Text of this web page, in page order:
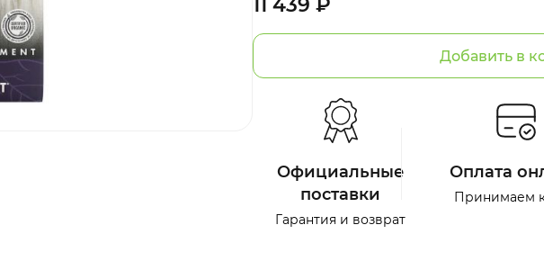
11 439 ₽
Добавить в
Официальные
поставки
Гарантия и возврат
Оплата
Принимаем